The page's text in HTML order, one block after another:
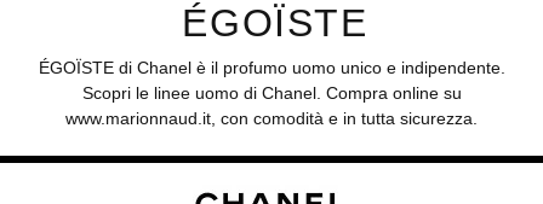
ÉGOÏSTE
ÉGOÏSTE di Chanel è il profumo uomo unico e indipendente.
Scopri le linee uomo di Chanel. Compra online su
www.marionnaud.it, con comodità e in tutta sicurezza.